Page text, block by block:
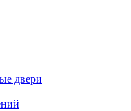
двери